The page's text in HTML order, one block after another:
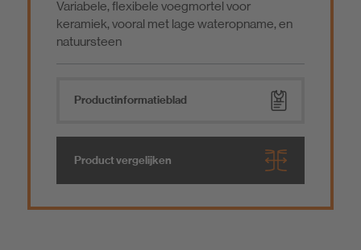
Variabele, flexibele voegmortel voor
keramiek, vooral met lage wateropname, en
natuursteen
Product­informatieblad
Product vergelijken